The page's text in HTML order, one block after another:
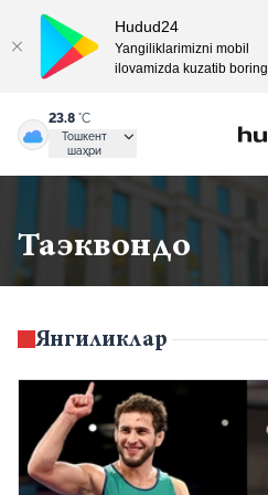
23.8 °C
Тошкент
шаҳри
Таэквондо
Янгиликлар
Hudud24
Yangiliklarimizni mobil
ilovamizda kuzatib boring.